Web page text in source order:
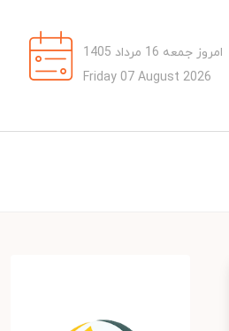
امروز جمعه 16 مرداد 1405
Friday 07 August 2026